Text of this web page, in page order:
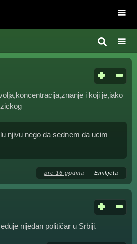
i koji je,iako
njivu nego da sednem da ucim
pre 16 godina Emilijeta
nijedan političar u Srbiji.